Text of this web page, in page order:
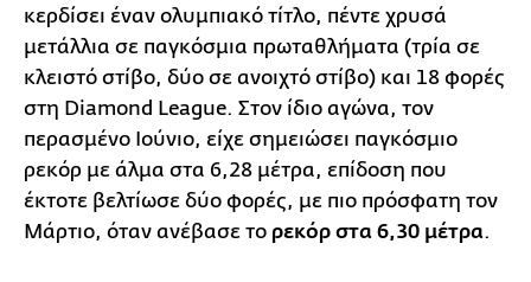
κερδίσει έναν ολυμπιακό τίτλο, πέντε χρυσά
μετάλλια σε παγκόσμια πρωταθλήματα (τρία σε
κλειστό στίβο, δύο σε ανοιχτό στίβο) και 18 φορές
στη Diamond League. Στον ίδιο αγώνα, τον
περασμένο Ιούνιο, είχε σημειώσει παγκόσμιο
ρεκόρ με άλμα στα 6,28 μέτρα, επίδοση που
έκτοτε βελτίωσε δύο φορές, με πιο πρόσφατη τον
Μάρτιο, όταν ανέβασε το ρεκόρ στα 6,30 μέτρα.